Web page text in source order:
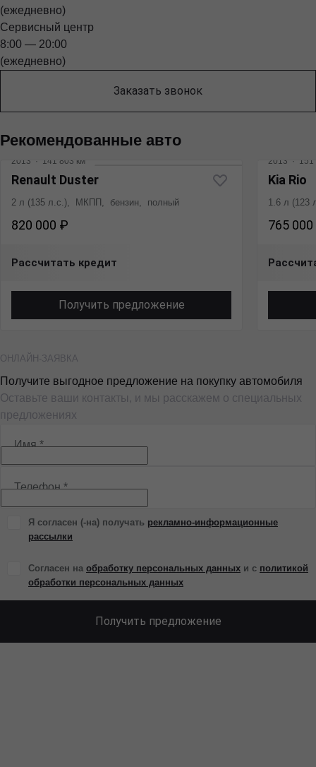
(ежедневно)
Сервисный центр
8:00 — 20:00
(ежедневно)
Заказать звонок
Рекомендованные авто
2013 · 141 803 км
Renault Duster
2 л (135 л.с.), МКПП, бензин, полный
820 000 ₽
Рассчитать кредит
Получить предложение
2013 ·
Kia Rio
1.6 л
765
ОНЛАЙН-ЗАЯВКА
Получите выгодное предложение на покупку автомобиля
Оставьте ваши контакты, и мы расскажем о специальных
предложениях
Имя*
Телефон*
Я согласен (-на) получать рекламно-информационные
рассылки
Согласен на обработку персональных данных и c политикой
обработки персональных данных
Получить предложение